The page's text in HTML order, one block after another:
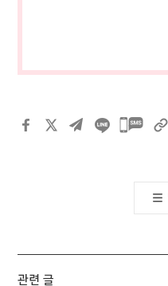
관련 글